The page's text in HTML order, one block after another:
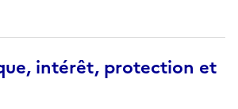
intérêt, protection et